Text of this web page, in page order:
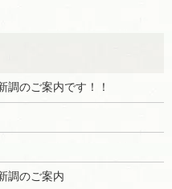
調のご案内です！！
調のご案内